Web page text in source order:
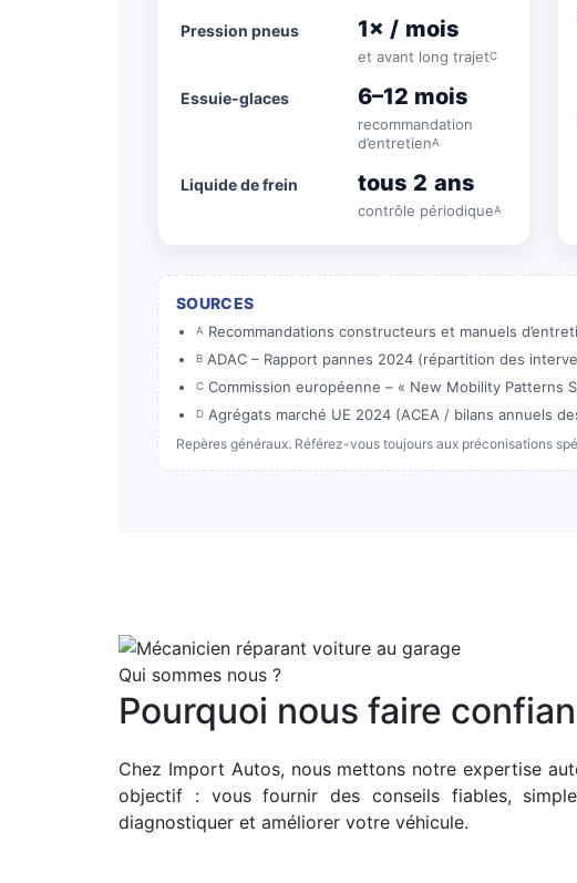
Pression pneus 1× / mois
et avant long trajetC
Essuie-glaces 6–12 mois
recommandation
d’entretienA
Liquide de frein tous 2 ans
contrôle périodiqueA
SOURCES
A Recommandations constructeurs et manuels
B ADAC – Rapport pannes 2024 (répartition des
C Commission européenne – « New Mobility Patterns
D Agrégats marché UE 2024 (ACEA / bilans annuels
Repères généraux. Référez-vous toujours aux préconisations
Qui sommes nous ?
Pourquoi nous faire
Chez Import Autos, nous mettons notre expertise
objectif : vous fournir des conseils fiables,
diagnostiquer et améliorer votre véhicule.